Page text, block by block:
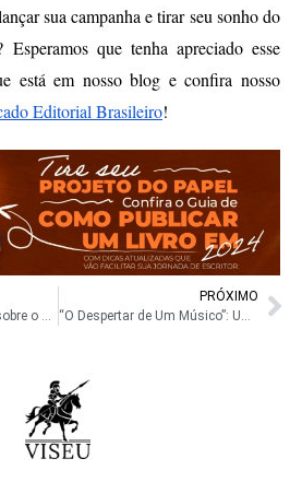
sua campanha e tirar seu sonho do
Esperamos que tenha apreciado esse
Editorial Brasileiro!
PRÓXIMO